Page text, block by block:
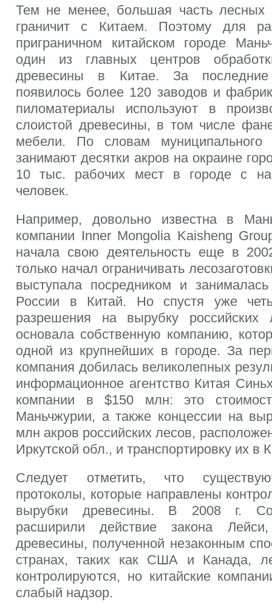
Тем не менее, большая часть лесных
граничит с Китаем. Поэтому для
приграничном китайском городе
один из главных центров
древесины в Китае. За последние
появилось более 120 заводов и
пиломатериалы используют в
слоистой древесины, в том числе
мебели. По словам муниципального
занимают десятки акров на окраине
10 тыс. рабочих мест в городе с
человек.
Например, довольно известна в
компании Inner Mongolia Kaisheng
начала свою деятельность еще в
только начал ограничивать
выступала посредником и
России в Китай. Но спустя уже
разрешения на вырубку
основала собственную компанию,
одной из крупнейших в городе. За
компания добилась великолепных
информационное агентство Китая
компании в $150 млн: это
Маньчжурии, а также концессии на
млн акров российских лесов,
Иркутской обл., и транспортировку их в
Следует отметить, что
протоколы, которые направлены
вырубки древесины. В 2008 г.
расширили действие закона
древесины, полученной незаконным
странах, таких как США и Канада,
контролируются, но китайские
слабый надзор.